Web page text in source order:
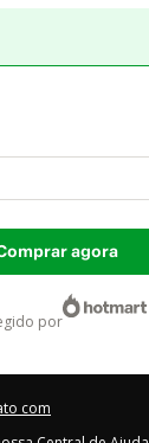
agora
por
com